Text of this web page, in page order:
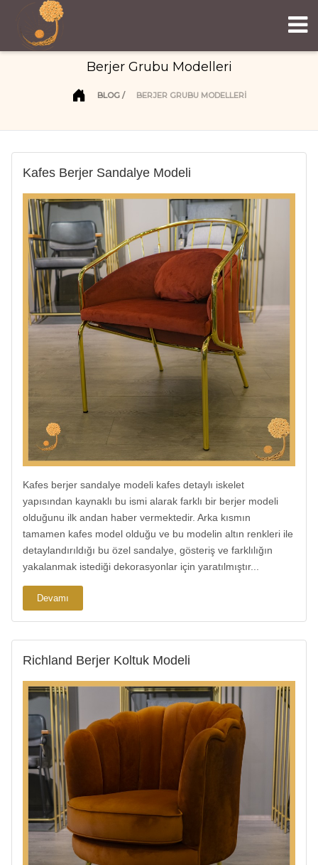
Berjer Grubu Modelleri
BLOG BERJER GRUBU MODELLERI
Kafes Berjer Sandalye Modeli
Kafes berjer sandalye modeli kafes detaylı iskelet
yapısından kaynaklı bu ismi alarak farklı bir berjer modeli
olduğunu ilk andan haber vermektedir. Arka kısmın
tamamen kafes model olduğu ve bu modelin altın renkleri ile
detaylandırıldığı bu özel sandalye, gösteriş ve farklılığın
yakalanmak istediği dekorasyonlar için yaratılmıştır...
Devamı
Richland Berjer Koltuk Modeli